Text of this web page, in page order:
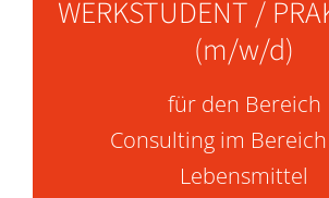
WERKSTUDENT /
(m/w/d)
für den Bereich
Consulting im
Lebensmittel